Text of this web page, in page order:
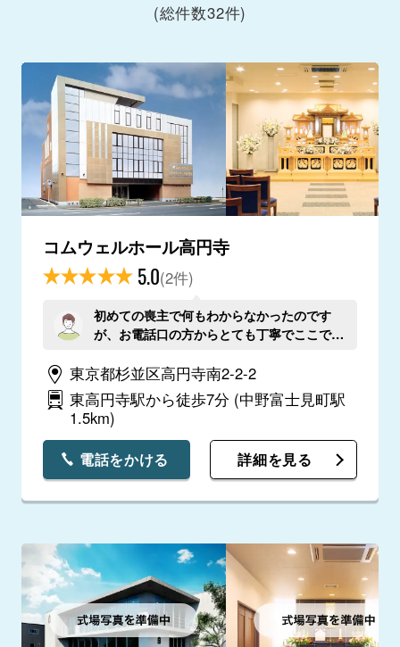
(総件数32件)
コムウェルホール高円寺
5.0(2件)
初めての喪主で何もわからなかったのです
が、お電話口の方からとても丁寧でここで！
東京都杉並区高円寺南2-2-2
東高円寺駅から徒歩7分 (中野富士見町駅
1.5km)
電話をかける 詳細を見る